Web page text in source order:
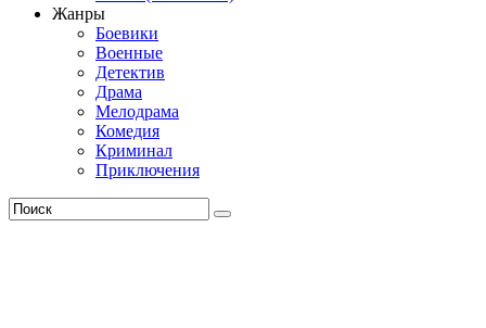
Жанры
Боевики
Военные
Детектив
Драма
Мелодрама
Комедия
Криминал
Приключения